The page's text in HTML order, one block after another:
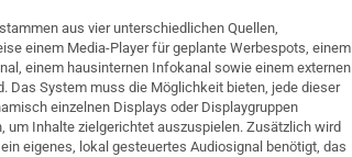
aus vier unterschiedlichen Quellen,
einem Media-Player für geplante Werbespots, einem
einem hausinternen Infokanal sowie einem externen
Das System muss die Möglichkeit bieten, jede dieser
einzelnen Displays oder Displaygruppen
um Inhalte zielgerichtet auszuspielen. Zusätzlich wird
eigenes, lokal gesteuertes Audiosignal benötigt, das